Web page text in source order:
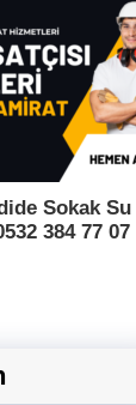
Sokak Su
384 77 07